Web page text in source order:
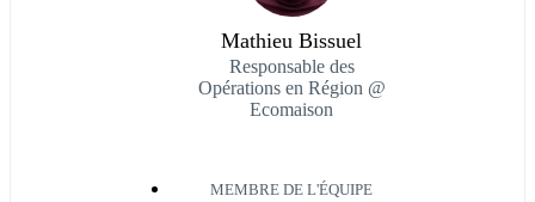
Mathieu Bissuel
Responsable des
Opérations en Région @
Ecomaison
MEMBRE DE L'ÉQUIPE